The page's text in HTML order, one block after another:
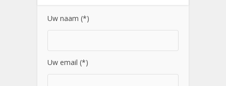
Uw naam (*)
Uw email (*)